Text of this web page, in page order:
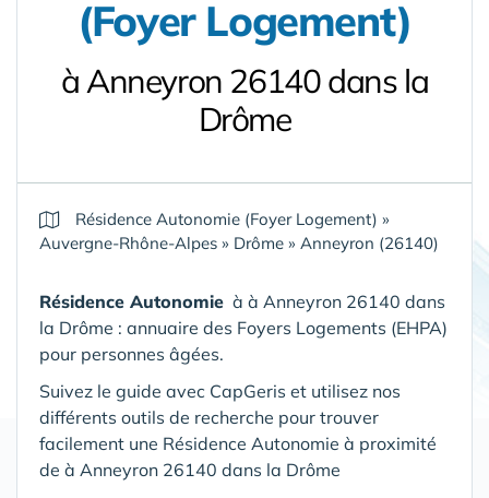
(Foyer Logement)
à Anneyron 26140 dans la
Drôme
Résidence Autonomie (Foyer Logement) »
Auvergne-Rhône-Alpes » Drôme » Anneyron (26140)
Résidence Autonomie à à Anneyron 26140 dans
la Drôme : annuaire des Foyers Logements (EHPA)
pour personnes âgées.
Suivez le guide avec CapGeris et utilisez nos
différents outils de recherche pour trouver
facilement une Résidence Autonomie à proximité
de à Anneyron 26140 dans la Drôme